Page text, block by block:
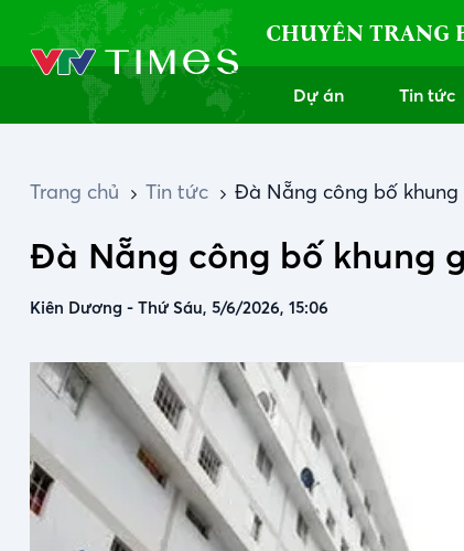
CHUYÊN TRANG
Dự án Tin tức
Trang chủ Tin tức Đà Nẵng công bố
Đà Nẵng công bố khung
Kiên Dương - Thứ Sáu, 5/6/2026, 15:06